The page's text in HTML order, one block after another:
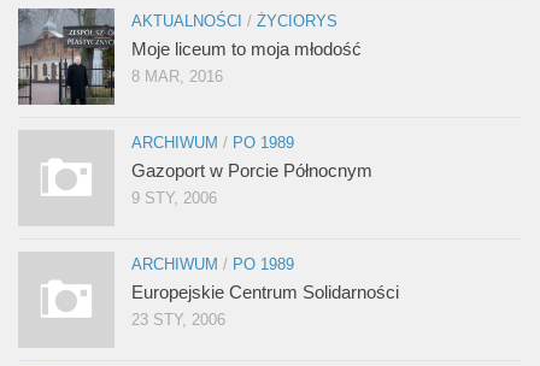
AKTUALNOŚCI / ŻYCIORYS
Moje liceum to moja młodość
8 MAR, 2016
ARCHIWUM / PO 1989
Gazoport w Porcie Północnym
9 STY, 2006
ARCHIWUM / PO 1989
Europejskie Centrum Solidarności
23 STY, 2006